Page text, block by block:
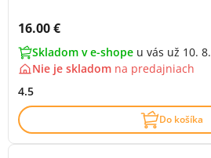
Cena s DPH:
16.00 €
Skladom v e-shope u vás už 10. 8.
Nie je skladom na predajniach
4.5
Do košíka